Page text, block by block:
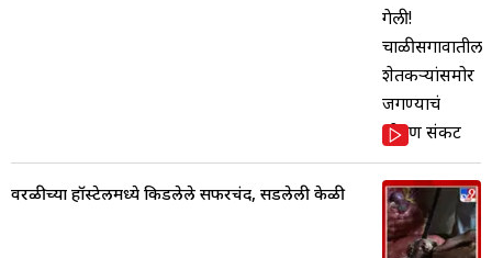
वरळीच्या हॉस्टेलमध्ये किडलेले सफरचंद, सडलेली केळी